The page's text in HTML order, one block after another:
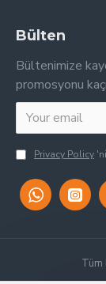
Bülten
Bültenimize
promosyonu
Privacy Policy
Tüm